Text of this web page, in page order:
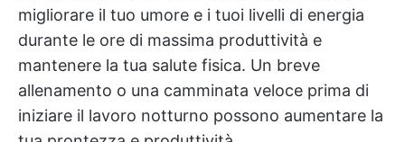
migliorare il tuo umore e i tuoi livelli di energia
durante le ore di massima produttività e
mantenere la tua salute fisica. Un breve
allenamento o una camminata veloce prima di
iniziare il lavoro notturno possono aumentare la